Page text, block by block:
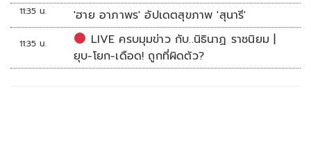
11:35 น. 'ฮาย อาภาพร' อัปเดตสุขภาพ 'สุนารี'
11:35 น.
LIVE ครบมุมข่าว กับ..นิธินาฏ ราชนิยม |
ยุบ-โยก-เดือด! ถูกที่ผิดตัว?